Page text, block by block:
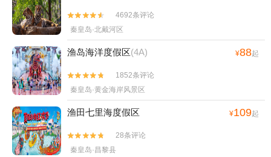


4692条评论
秦皇岛·北戴河区
渔岛海洋度假区(4A) ¥88起


1852条评论
秦皇岛·黄金海岸风景区
渔田七里海度假区 ¥109起


28条评论
秦皇岛·昌黎县